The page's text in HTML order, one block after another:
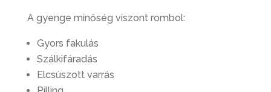
A gyenge minőség viszont rombol:
Gyors fakulás
Szálkifáradás
Elcsúszott varrás